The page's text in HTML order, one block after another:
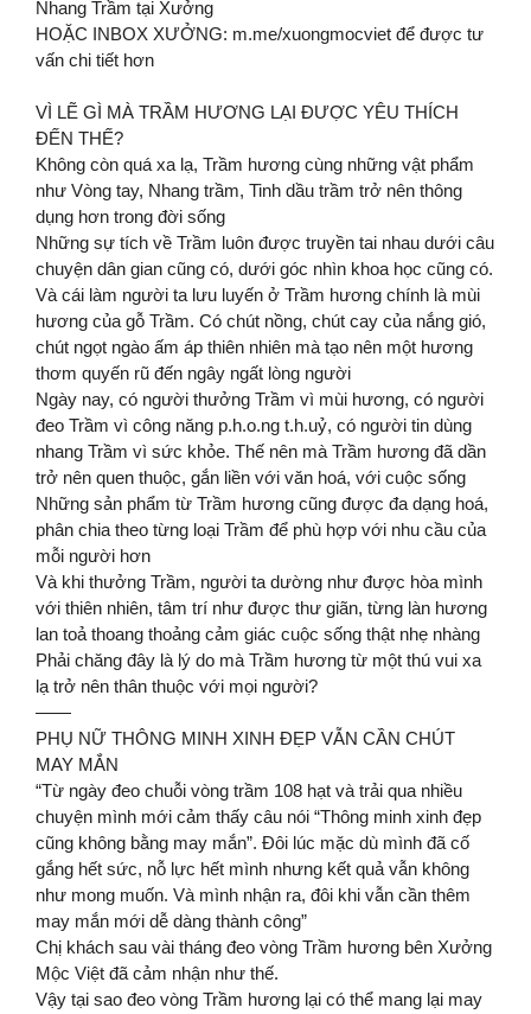
Nhang Trầm tại Xưởng
HOẶC INBOX XƯỞNG: m.me/xuongmocviet để được tư
vấn chi tiết hơn
VÌ LẼ GÌ MÀ TRẦM HƯƠNG LẠI ĐƯỢC YÊU THÍCH
ĐẾN THẾ?
Không còn quá xa lạ, Trầm hương cùng những vật phẩm
như Vòng tay, Nhang trầm, Tinh dầu trầm trở nên thông
dụng hơn trong đời sống
Những sự tích về Trầm luôn được truyền tai nhau dưới câu
chuyện dân gian cũng có, dưới góc nhìn khoa học cũng có.
Và cái làm người ta lưu luyến ở Trầm hương chính là mùi
hương của gỗ Trầm. Có chút nồng, chút cay của nắng gió,
chút ngọt ngào ấm áp thiên nhiên mà tạo nên một hương
thơm quyến rũ đến ngây ngất lòng người
Ngày nay, có người thưởng Trầm vì mùi hương, có người
đeo Trầm vì công năng p.h.o.ng t.h.uỷ, có người tin dùng
nhang Trầm vì sức khỏe. Thế nên mà Trầm hương đã dần
trở nên quen thuộc, gắn liền với văn hoá, với cuộc sống
Những sản phẩm từ Trầm hương cũng được đa dạng hoá,
phân chia theo từng loại Trầm để phù hợp với nhu cầu của
mỗi người hơn
Và khi thưởng Trầm, người ta dường như được hòa mình
với thiên nhiên, tâm trí như được thư giãn, từng làn hương
lan toả thoang thoảng cảm giác cuộc sống thật nhẹ nhàng
Phải chăng đây là lý do mà Trầm hương từ một thú vui xa
lạ trở nên thân thuộc với mọi người?
——
PHỤ NỮ THÔNG MINH XINH ĐẸP VẪN CẦN CHÚT
MAY MẮN
“Từ ngày đeo chuỗi vòng trầm 108 hạt và trải qua nhiều
chuyện mình mới cảm thấy câu nói “Thông minh xinh đẹp
cũng không bằng may mắn”. Đôi lúc mặc dù mình đã cố
gắng hết sức, nỗ lực hết mình nhưng kết quả vẫn không
như mong muốn. Và mình nhận ra, đôi khi vẫn cần thêm
may mắn mới dễ dàng thành công”
Chị khách sau vài tháng đeo vòng Trầm hương bên Xưởng
Mộc Việt đã cảm nhận như thế.
Vậy tại sao đeo vòng Trầm hương lại có thể mang lại may